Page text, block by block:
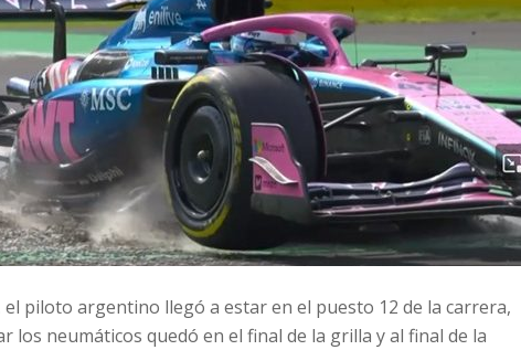
piloto argentino llegó a estar en el puesto 12 de la carrera,
los neumáticos quedó en el final de la grilla y al final de la